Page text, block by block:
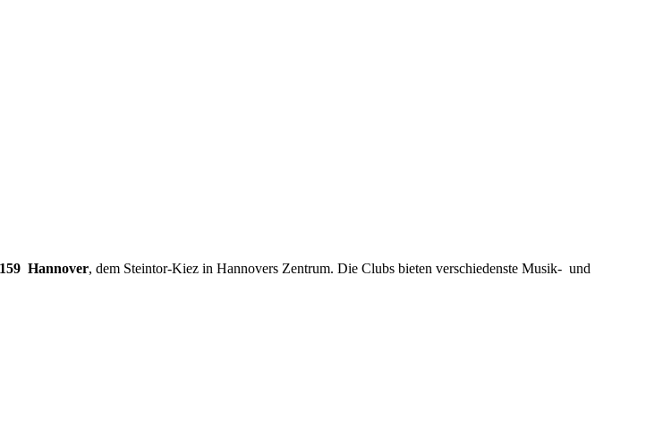
Hannover, dem Steintor-Kiez in Hannovers Zentrum. Die Clubs bieten verschiedenste Musik- und